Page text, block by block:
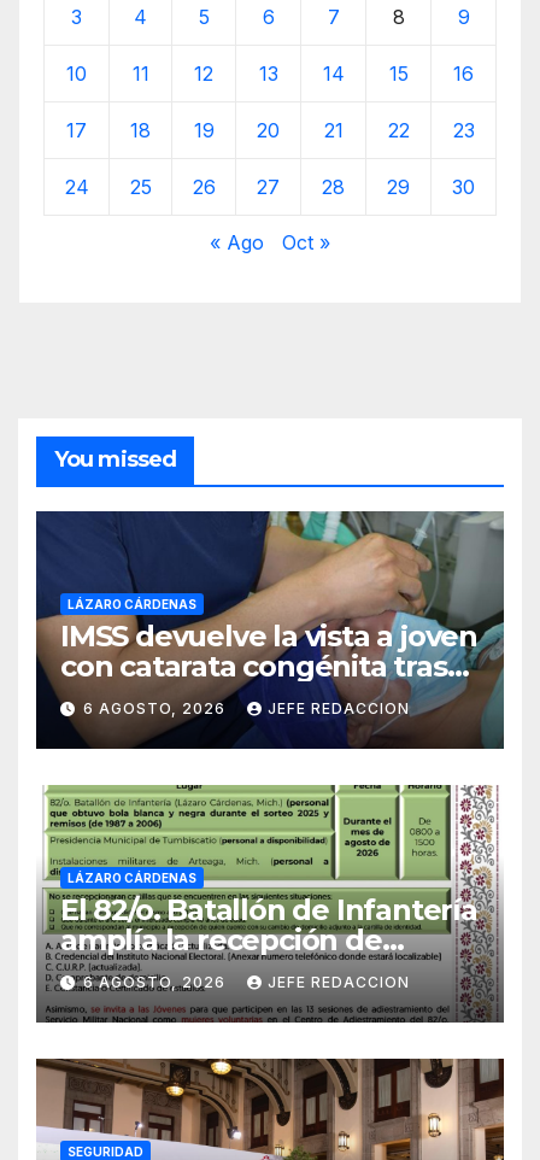
3 4 5 6 7 8 9
10 11 12 13 14 15 16
17 18 19 20 21 22 23
24 25 26 27 28 29 30
« Ago Oct »
You missed
LÁZARO CÁRDENAS
IMSS devuelve la vista a joven
con catarata congénita tras
23 años de limitación visual
6 AGOSTO, 2026 JEFE REDACCION
LÁZARO CÁRDENAS
El 82/o. Batallón de Infantería
amplía la recepción de
documentos para obtener La
Catilla del Servicio Militar
Nacional
6 AGOSTO, 2026 JEFE REDACCION
SEGURIDAD